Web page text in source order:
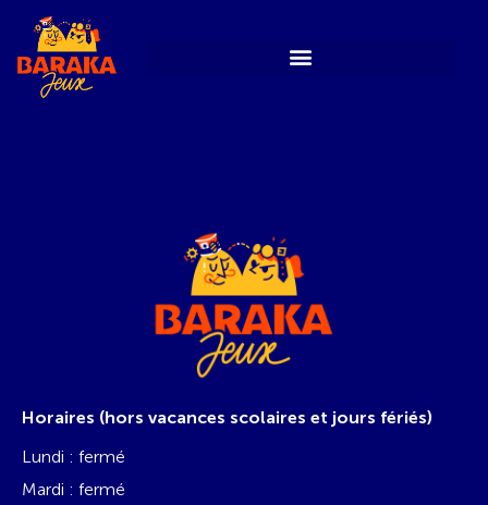
Horaires (hors vacances scolaires et jours fériés)
Lundi : fermé
Mardi : fermé